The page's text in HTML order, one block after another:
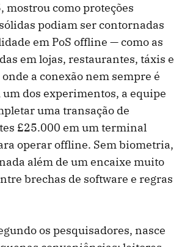
mostrou como proteções
podiam ser contornadas
em PoS offline — como as
em lojas, restaurantes, táxis e
a conexão nem sempre é
dos experimentos, a equipe
uma transação de
£25.000 em um terminal
operar offline. Sem biometria,
além de um encaixe muito
brechas de software e regras
os pesquisadores, nasce